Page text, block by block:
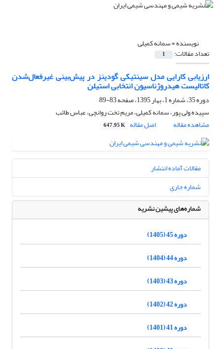
نویسنده =سمانه کمیلی
تعداد مقالات: 1
ارزیابی کارایی مدل سینتیکی گودینز در پیش‌بینی غیرفعال‌شدن
کاتالیست هیدروژناسیون انتخابی استیلن
دوره 35، شماره 1، بهار 1395، صفحه
83-89
سپیده ولی پور، سمانه کمیلی، مریم تخت روانچی، عباس طائب
مشاهده مقاله
اصل مقاله 647.95 K
مقالات آماده انتشار
شماره جاری
شماره‌های پیشین نشریه
دوره 45 (1405)
دوره 44 (1404)
دوره 43 (1403)
دوره 42 (1402)
دوره 41 (1401)